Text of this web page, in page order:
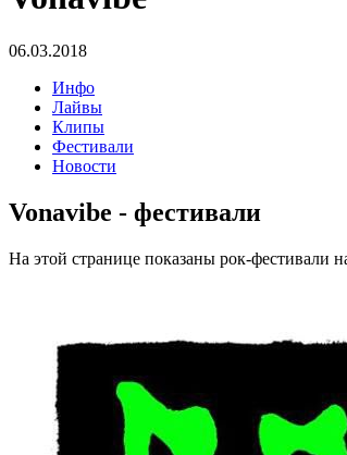
06.03.2018
Инфо
Лайвы
Клипы
Фестивали
Новости
Vonavibe - фестивали
На этой странице показаны рок-фестивали